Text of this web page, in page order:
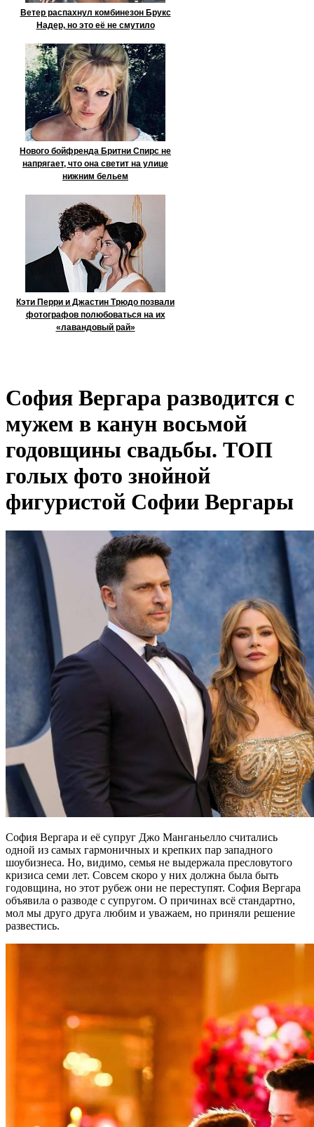
Ветер распахнул комбинезон Брукс
Надер, но это её не смутило
Нового бойфренда Бритни Спирс не
напрягает, что она светит на улице
нижним бельем
Кэти Перри и Джастин Трюдо позвали
фотографов полюбоваться на их
«лавандовый рай»
София Вергара разводится с
мужем в канун восьмой
годовщины свадьбы. ТОП
голых фото знойной
фигуристой Софии Вергары
София Вергара и её супруг Джо Манганьелло считались
одной из самых гармоничных и крепких пар западного
шоубизнеса. Но, видимо, семья не выдержала пресловутого
кризиса семи лет. Совсем скоро у них должна была быть
годовщина, но этот рубеж они не переступят. София Вергара
объявила о разводе с супругом. О причинах всё стандартно,
мол мы друго друга любим и уважаем, но приняли решение
развестись.